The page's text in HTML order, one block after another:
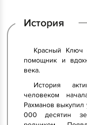
История
Красный Ключ
помощник и
века.
История
человеком
Рахманов выкупил
000 десятин